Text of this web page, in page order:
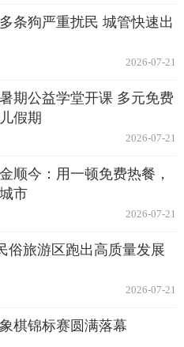
条狗严重扰民 城管快速出
2026-07-21
期公益学堂开课 多元免费
假期
2026-07-21
顺今：用一顿免费热餐，
市
2026-07-21
俗旅游区跑出高质量发展
2026-07-21
棋锦标赛圆满落幕